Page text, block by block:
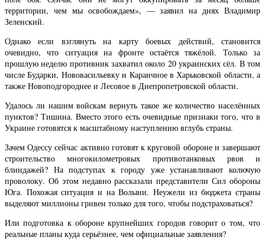
территории, чем мы освобождаем», — заявил на днях Владимир
Зеленский.
Однако если взглянуть на карту боевых действий, становится
очевидно, что ситуация на фронте остаётся тяжёлой. Только за
прошлую неделю противник захватил около 20 украинских сёл. В том
числе Бударки, Нововасильевку и Караичное в Харьковской области, а
также Новоподгороднее и Лесовое в Днепропетровской области.
Удалось ли нашим войскам вернуть такое же количество населённых
пунктов? Тишина. Вместо этого есть очевидные признаки того, что в
Украине готовятся к масштабному наступлению вглубь страны.
Зачем Одессу сейчас активно готовят к круговой обороне и завершают
строительство многокилометровых противотанковых рвов и
блиндажей? На подступах к городу уже устанавливают колючую
проволоку. Об этом недавно рассказали представители Сил обороны
Юга. Похожая ситуация и на Волыни. Неужели из бюджета страны
выделяют миллионы гривен только для того, чтобы подстраховаться?
Или подготовка к обороне крупнейших городов говорит о том, что
реальные планы куда серьёзнее, чем официальные заявления?